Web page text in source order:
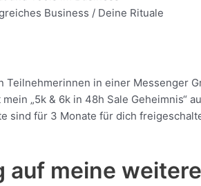
Business / Deine Rituale
Teilnehmerinnen in einer Messenger
„5k & 6k in 48h Sale Geheimnis“
sind für 3 Monate für dich
auf meine